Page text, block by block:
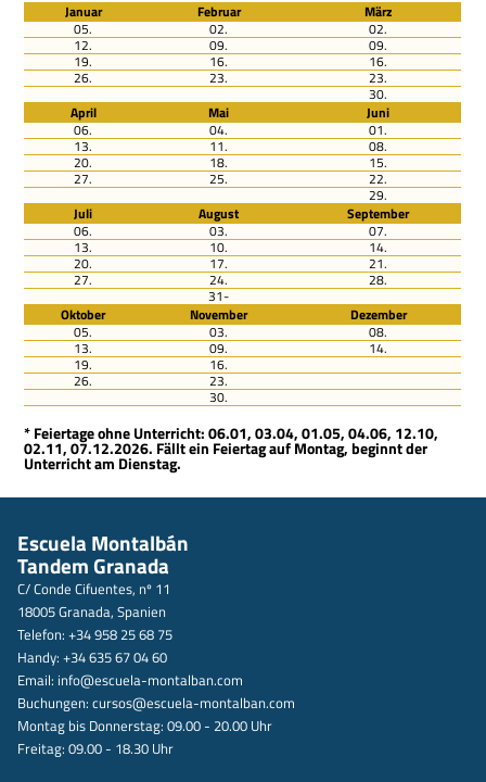
Januar Februar
März
05.
02. 02.
12. 09. 09.
19. 16. 16.
26. 23. 23.
30.
April
Mai
Juni
06.
04. 01.
13. 11. 08.
20. 18. 15.
27. 25. 22.
29.
Juli
August
September
06.
03. 07.
13. 10. 14.
20. 17. 21.
27. 24. 28.
31-
Oktober
November
Dezember
05.
03. 08.
13. 09. 14.
19. 16.
26. 23.
30.
* Feiertage ohne Unterricht: 06.01, 03.04, 01.05, 04.06, 12.10,
02.11, 07.12.2026. Fällt ein Feiertag auf Montag, beginnt der
Unterricht am Dienstag.
Escuela Montalbán
Tandem Granada
C/ Conde Cifuentes, nº 11
18005 Granada, Spanien
Telefon: +34 958 25 68 75
Handy: +34 635 67 04 60
Email: info@escuela-montalban.com
Buchungen: cursos@escuela-montalban.com
Montag bis Donnerstag: 09.00 - 20.00 Uhr
Freitag: 09.00 - 18.30 Uhr